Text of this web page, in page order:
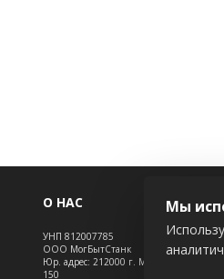
О НАС
УНП 812007785
ООО МогБытСтанк
Юр. адрес: 212000 г. Могилев,
150
Мы